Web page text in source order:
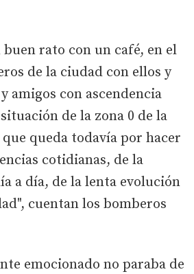
buen rato con un café, en el
de la ciudad con ellos y
amigos con ascendencia
de la zona 0 de la
queda todavía por hacer
cotidianas, de la
a día, de la lenta evolución
cuentan los bomberos
emocionado no paraba de